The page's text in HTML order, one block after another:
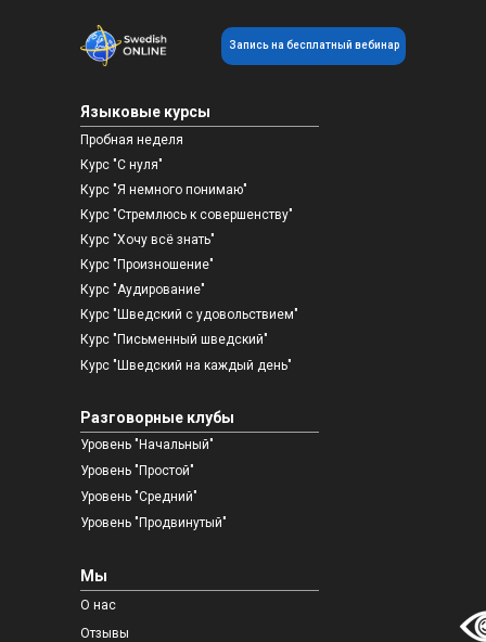
Языковые курсы
Разговорные клубы
Уровень "Начальный"
Уровень "Простой"
Уровень "Средний"
Уровень "Продвинутый"
Мы
Запись на бесплатный вебинар
Отзывы
О нас
Курс "С нуля"
Курс "Я немного понимаю"
Курс "Хочу всё знать"
Пробная неделя
Курс "Стремлюсь к совершенству"
Курс "Произношение"
Курс "Аудирование"
Курс "Шведский с удовольствием"
Курс "Письменный шведский"
Курс "Шведский на каждый день"